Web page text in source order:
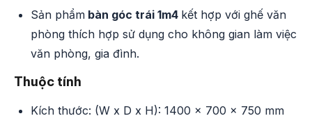
Sản phẩm bàn góc trái 1m4 kết hợp với ghế văn
phòng thích hợp sử dụng cho không gian làm việc
văn phòng, gia đình.
Thuộc tính
Kích thước: (W x D x H): 1400 x 700 x 750 mm